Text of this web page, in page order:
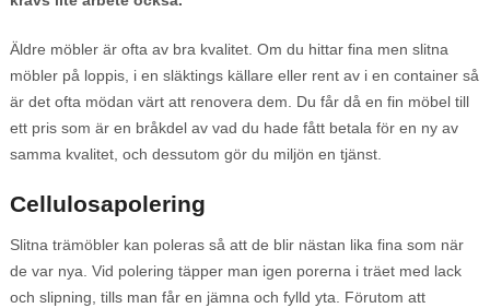
Äldre möbler är ofta av bra kvalitet. Om du hittar fina men slitna
möbler på loppis, i en släktings källare eller rent av i en container så
är det ofta mödan värt att renovera dem. Du får då en fin möbel till
ett pris som är en bråkdel av vad du hade fått betala för en ny av
samma kvalitet, och dessutom gör du miljön en tjänst.
Cellulosapolering
Slitna trämöbler kan poleras så att de blir nästan lika fina som när
de var nya. Vid polering täpper man igen porerna i träet med lack
och slipning, tills man får en jämna och fylld yta. Förutom att